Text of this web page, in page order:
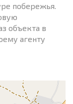
побережья.
объекта в
агенту